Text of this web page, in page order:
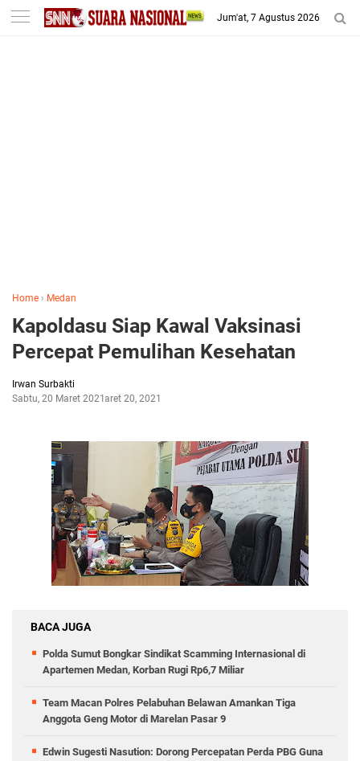
-->
Jum'at, 7 Agustus 2026
Home › Medan
Kapoldasu Siap Kawal Vaksinasi
Percepat Pemulihan Kesehatan
Irwan Surbakti
Sabtu, 20 Maret 2021Maret 20, 2021
BACA JUGA
Polda Sumut Bongkar Sindikat Scamming Internasional di
Apartemen Medan, Korban Rugi Rp6,7 Miliar
Team Macan Polres Pelabuhan Belawan Amankan Tiga
Anggota Geng Motor di Marelan Pasar 9
Edwin Sugesti Nasution: Dorong Percepatan Perda PBG Guna